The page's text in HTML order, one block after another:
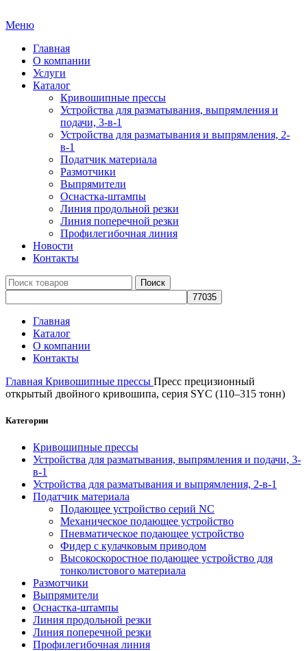
Меню
Главная
О компании
Услуги
Каталог
Кривошипные прессы
Устройства для разматывания, выпрямления и
подачи, 3-в-1
Устройства для разматывания и выпрямления, 2-
в-1
Податчик материала
Размотчики
Выпрямители
Оснастка-штампы
Линия продольной резки
Линия поперечной резки
Профилегибочная линия
Новости
Контакты
Поиск
Главная
Каталог
О компании
Контакты
Главная Кривошипные прессы Пресс прецизионный
открытый двойного кривошипа, серия SYC (110–315 тонн)
Категории
Кривошипные прессы
Устройства для разматывания, выпрямления и подачи, 3-
в-1
Устройства для разматывания и выпрямления, 2-в-1
Податчик материала
Подающее устройство серий NC
Механическое подающее устройство
Пневматическое подающее устройство
Фидер с кулачковым приводом
Высокоскоростное подающее устройство для
тонколистового материала
Размотчики
Выпрямители
Оснастка-штампы
Линия продольной резки
Линия поперечной резки
Профилегибочная линия